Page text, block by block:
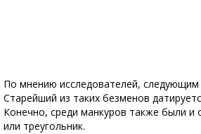
По мнению исследователей,
Старейший из таких безменов
Конечно, среди манкуров также были
или треугольник.